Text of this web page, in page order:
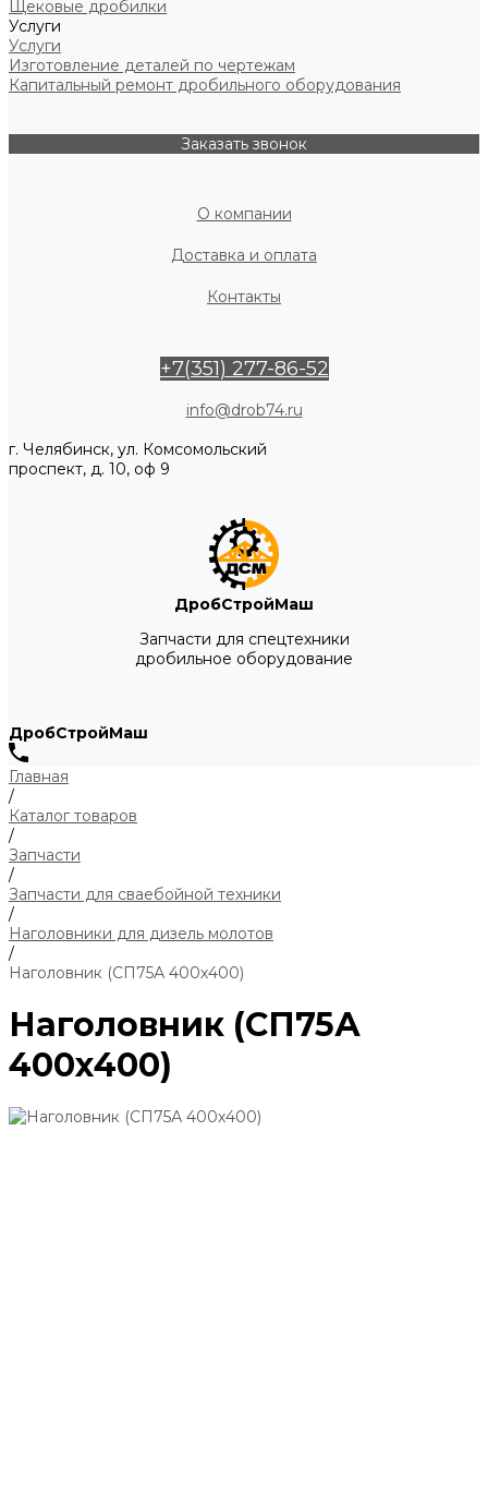
Щековые дробилки
Услуги
Услуги
Изготовление деталей по чертежам
Капитальный ремонт дробильного оборудования
Заказать звонок
О компании
Доставка и оплата
Контакты
+7(351) 277-86-52
info@drob74.ru
г. Челябинск, ул. Комсомольский
проспект, д. 10, оф 9
ДробСтройМаш
Запчасти для спецтехники
дробильное оборудование
ДробСтройМаш
Главная
/
Каталог товаров
/
Запчасти
/
Запчасти для сваебойной техники
/
Наголовники для дизель молотов
/
Наголовник (СП75А 400х400)
Наголовник (СП75А
400х400)